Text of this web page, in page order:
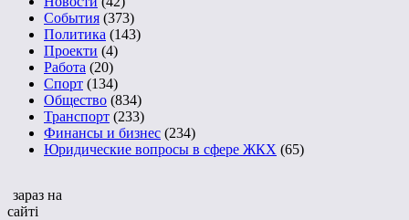
События (373)
Политика (143)
Проекти (4)
Работа (20)
Спорт (134)
Общество (834)
Транспорт (233)
Финансы и бизнес (234)
Юридические вопросы в сфере ЖКХ (65)
зараз на
сайті